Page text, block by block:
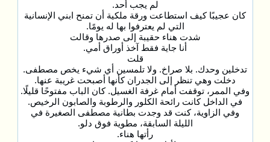
لم يجب أحد.
كان عجيبًا كيف استطاعت ورقة ملكية أن تمنح ابني الإنسانية
التي لم يعترفوا بها له يومًا.
شدت هناء حقيبة إلى صدرها وقالت
أنا جاية فقط آخذ أوراق أمي.
قلت
تدخلين وحدك. بلا صراخ. ولا تلمسين أي شيء يخص مصطفى.
دخلت وهي تنظر إلى الجدران كأنها أصبحت غريبة عنها.
وفي الممر، توقفت أمام غرفة الغسيل. كان الباب مفتوحًا قليلًا.
في الداخل كانت رائحة الكلور والرطوبة والصابون الرخيص.
وفي الزاوية، كنت قد وجدت بطانية مصطفى الصغيرة في
الليلة السابقة، مطوية فوق دلو.
رأتها هناء.